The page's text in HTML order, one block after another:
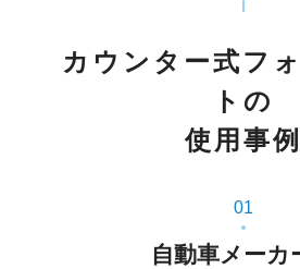
カウンター式フ
トの
使用事例
01
自動車メーカ